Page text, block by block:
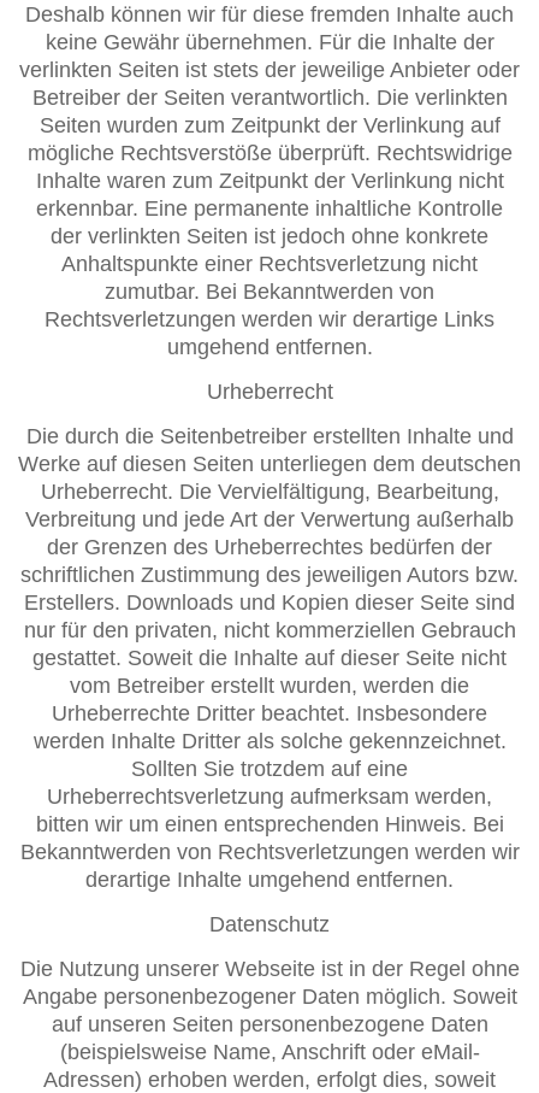
Deshalb können wir für diese fremden Inhalte auch
keine Gewähr übernehmen. Für die Inhalte der
verlinkten Seiten ist stets der jeweilige Anbieter oder
Betreiber der Seiten verantwortlich. Die verlinkten
Seiten wurden zum Zeitpunkt der Verlinkung auf
mögliche Rechtsverstöße überprüft. Rechtswidrige
Inhalte waren zum Zeitpunkt der Verlinkung nicht
erkennbar. Eine permanente inhaltliche Kontrolle
der verlinkten Seiten ist jedoch ohne konkrete
Anhaltspunkte einer Rechtsverletzung nicht
zumutbar. Bei Bekanntwerden von
Rechtsverletzungen werden wir derartige Links
umgehend entfernen.
Urheberrecht
Die durch die Seitenbetreiber erstellten Inhalte und
Werke auf diesen Seiten unterliegen dem deutschen
Urheberrecht. Die Vervielfältigung, Bearbeitung,
Verbreitung und jede Art der Verwertung außerhalb
der Grenzen des Urheberrechtes bedürfen der
schriftlichen Zustimmung des jeweiligen Autors bzw.
Erstellers. Downloads und Kopien dieser Seite sind
nur für den privaten, nicht kommerziellen Gebrauch
gestattet. Soweit die Inhalte auf dieser Seite nicht
vom Betreiber erstellt wurden, werden die
Urheberrechte Dritter beachtet. Insbesondere
werden Inhalte Dritter als solche gekennzeichnet.
Sollten Sie trotzdem auf eine
Urheberrechtsverletzung aufmerksam werden,
bitten wir um einen entsprechenden Hinweis. Bei
Bekanntwerden von Rechtsverletzungen werden wir
derartige Inhalte umgehend entfernen.
Datenschutz
Die Nutzung unserer Webseite ist in der Regel ohne
Angabe personenbezogener Daten möglich. Soweit
auf unseren Seiten personenbezogene Daten
(beispielsweise Name, Anschrift oder eMail-
Adressen) erhoben werden, erfolgt dies, soweit